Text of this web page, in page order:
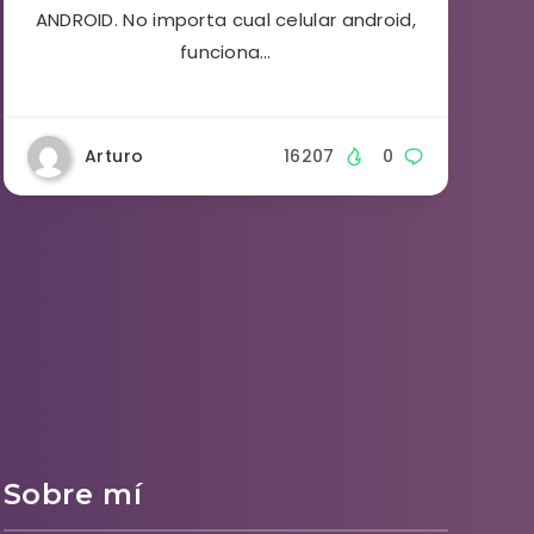
ANDROID. No importa cual celular android,
funciona…
Arturo 0
16207
Sobre mí